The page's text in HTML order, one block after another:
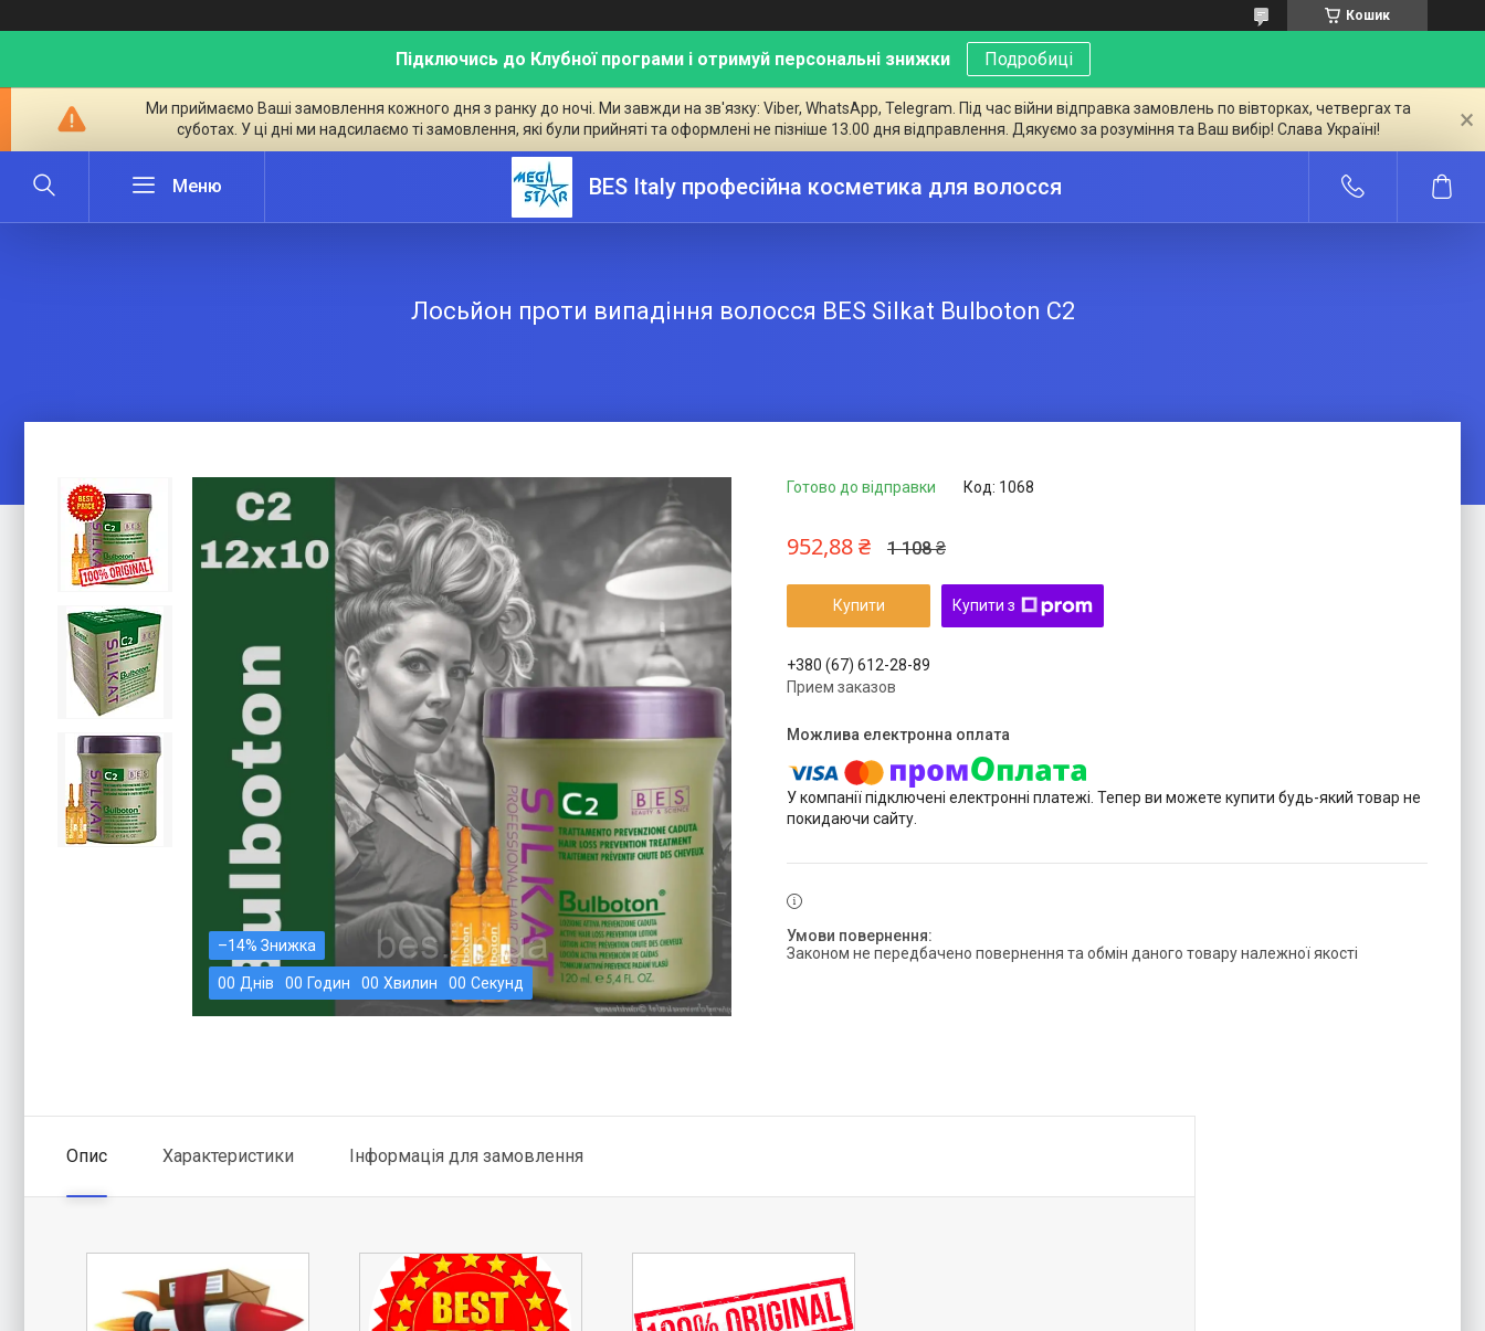
Кошик
Підключись до Клубної програми і отримуй персональні знижки Подробиці
Ми приймаємо Ваші замовлення кожного дня з ранку до ночі. Ми завжди на зв'язку: Viber, WhatsApp, Telegram. Під час війни відправка замовлень по вівторках, четвергах та
суботах. У ці дні ми надсилаємо ті замовлення, які були прийняті та оформлені не пізніше 13.00 дня відправлення. Дякуємо за розуміння та Ваш вибір! Слава Україні!
BES Italy професійна косметика для волосся
Лосьйон проти випадіння волосся BES Silkat Bulboton C2
–14%
00 Днів 00 Годин 00 Хвилин 00 Секунд
Готово до відправки Код: 1068
1 108 ₴
952,88 ₴
Купити Купити з
+380 (67) 612-28-89
Прием заказов
У компанії підключені електронні платежі. Тепер ви можете купити будь-який товар не
покидаючи сайту.
Законом не передбачено повернення та обмін даного товару належної якості
Опис Характеристики Інформація для замовлення